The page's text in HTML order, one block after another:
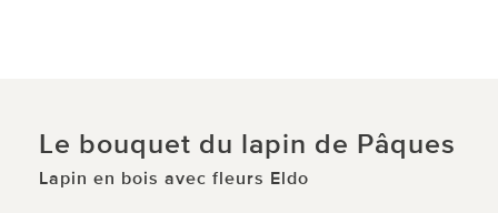
Le bouquet du lapin de Pâques
Lapin en bois avec fleurs Eldo